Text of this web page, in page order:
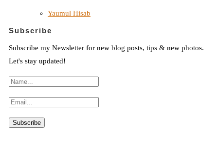
Yaumul Hisab
Subscribe
Subscribe my Newsletter for new blog posts, tips & new photos.
Let's stay updated!